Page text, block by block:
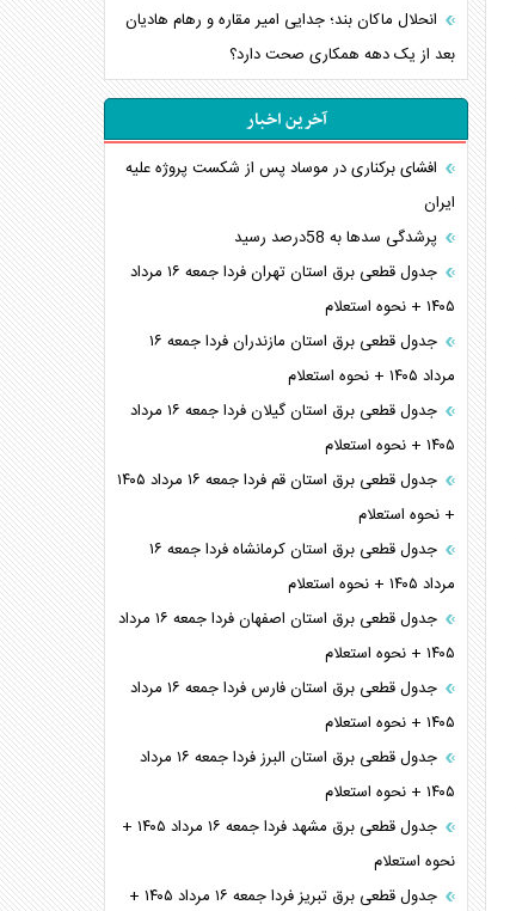
انحلال ماکان بند؛ جدایی امیر مقاره و رهام هادیان
بعد از یک دهه همکاری صحت دارد؟
آخرین اخبار
افشای برکناری در موساد پس از شکست پروژه علیه
ایران
پرشدگی سدها به 58درصد رسید
جدول قطعی برق استان تهران فردا جمعه ۱۶ مرداد
۱۴۰۵ + نحوه استعلام
جدول قطعی برق استان مازندران فردا جمعه ۱۶
مرداد ۱۴۰۵ + نحوه استعلام
جدول قطعی برق استان گیلان فردا جمعه ۱۶ مرداد
۱۴۰۵ + نحوه استعلام
جدول قطعی برق استان قم فردا جمعه ۱۶ مرداد ۱۴۰۵
+ نحوه استعلام
جدول قطعی برق استان کرمانشاه فردا جمعه ۱۶
مرداد ۱۴۰۵ + نحوه استعلام
جدول قطعی برق استان اصفهان فردا جمعه ۱۶ مرداد
۱۴۰۵ + نحوه استعلام
جدول قطعی برق استان فارس فردا جمعه ۱۶ مرداد
۱۴۰۵ + نحوه استعلام
جدول قطعی برق استان البرز فردا جمعه ۱۶ مرداد
۱۴۰۵ + نحوه استعلام
جدول قطعی برق مشهد فردا جمعه ۱۶ مرداد ۱۴۰۵ +
نحوه استعلام
جدول قطعی برق تبریز فردا جمعه ۱۶ مرداد ۱۴۰۵ +